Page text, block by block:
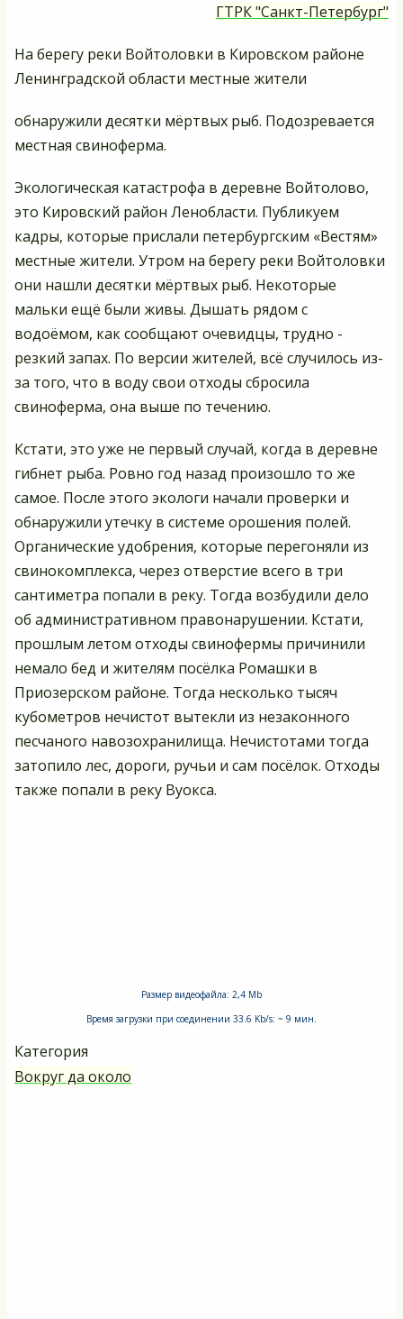
ГТРК "Санкт-Петербург"
На берегу реки Войтоловки в Кировском районе
Ленинградской области местные жители
обнаружили десятки мёртвых рыб. Подозревается
местная свиноферма.
Экологическая катастрофа в деревне Войтолово,
это Кировский район Ленобласти. Публикуем
кадры, которые прислали петербургским «Вестям»
местные жители. Утром на берегу реки Войтоловки
они нашли десятки мёртвых рыб. Некоторые
мальки ещё были живы. Дышать рядом с
водоёмом, как сообщают очевидцы, трудно -
резкий запах. По версии жителей, всё случилось из-
за того, что в воду свои отходы сбросила
свиноферма, она выше по течению.
Кстати, это уже не первый случай, когда в деревне
гибнет рыба. Ровно год назад произошло то же
самое. После этого экологи начали проверки и
обнаружили утечку в системе орошения полей.
Органические удобрения, которые перегоняли из
свинокомплекса, через отверстие всего в три
сантиметра попали в реку. Тогда возбудили дело
об административном правонарушении. Кстати,
прошлым летом отходы свинофермы причинили
немало бед и жителям посёлка Ромашки в
Приозерском районе. Тогда несколько тысяч
кубометров нечистот вытекли из незаконного
песчаного навозохранилища. Нечистотами тогда
затопило лес, дороги, ручьи и сам посёлок. Отходы
также попали в реку Вуокса.
Размер видеофайла: 2,4 Mb
Время загрузки при соединении 33.6 Kb/s: ~ 9 мин.
Категория
Вокруг да около